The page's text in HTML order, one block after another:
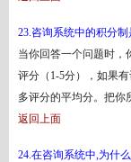
23.咨询系统中的积分制
当你回答一个问题时，
评分（ 1-5分），如果
多评分的平均分。把你
返回上面
24.在咨询系统中,为什